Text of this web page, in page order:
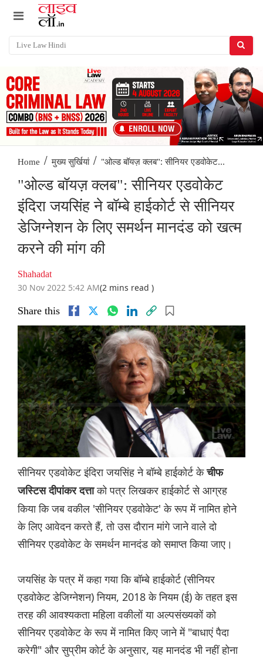
Home / मुख्य सुर्खियां / "ओल्ड बॉयज़ क्लब": सीनियर एडवोकेट...
"ओल्ड बॉयज़ क्लब": सीनियर एडवोकेट
इंदिरा जयसिंह ने बॉम्बे हाईकोर्ट से सीनियर
डेजिग्नेशन के लिए समर्थन मानदंड को खत्म
करने की मांग की
Shahadat
30 Nov 2022 5:42 AM(2 mins read )
Share this
सीनियर एडवोकेट इंदिरा जयसिंह ने बॉम्बे हाईकोर्ट केचीफ
जस्टिस दीपांकर दत्ताको पत्र लिखकर हाईकोर्ट से आग्रह
किया कि जब वकील 'सीनियर एडवोकेट' के रूप में नामित होने
के लिए आवेदन करते हैं, तो उस दौरान मांगे जाने वाले दो
सीनियर एडवोकेट के समर्थन मानदंड को समाप्त किया जाए।
जयसिंह के पत्र में कहा गया कि बॉम्बे हाईकोर्ट (सीनियर
एडवोकेट डेजिग्नेशन) नियम, 2018 के नियम (ई) के तहत इस
तरह की आवश्यकता महिला वकीलों या अल्पसंख्यकों को
सीनियर एडवोकेट के रूप में नामित किए जाने में "बाधाएं पैदा
करेगी" और सुप्रीम कोर्ट के अनुसार, यह मानदंड भी नहीं होना